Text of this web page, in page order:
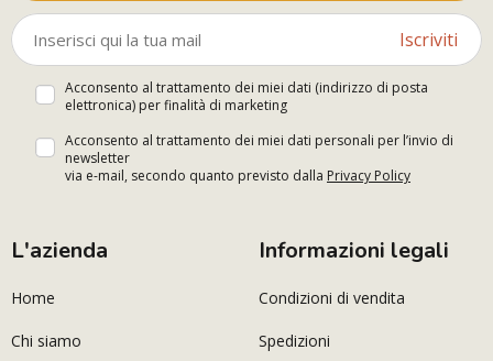
Iscriviti
Acconsento al trattamento dei miei dati (indirizzo di posta
elettronica) per finalità di marketing
Acconsento al trattamento dei miei dati personali per l’invio di
newsletter
via e-mail, secondo quanto previsto dalla Privacy Policy
L'azienda
Home
Chi siamo
Informazioni legali
Condizioni di vendita
Spedizioni